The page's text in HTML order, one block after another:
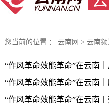
您当前的位置 ： 云南网 > 云南
“作风革命效能革命”在云南
“作风革命效能革命”在云南
“作风革命效能革命”在云南